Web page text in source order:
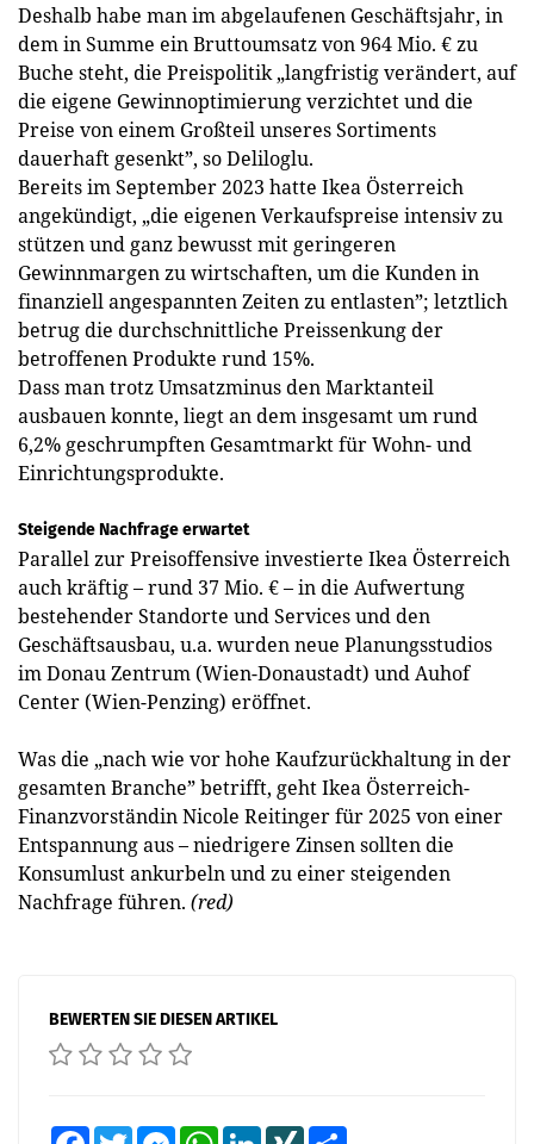
Deshalb habe man im abgelaufenen Geschäftsjahr, in
dem in Summe ein Bruttoumsatz von 964 Mio. € zu
Buche steht, die Preispolitik „langfristig verändert, auf
die eigene Gewinnoptimierung verzichtet und die
Preise von einem Großteil unseres Sortiments
dauerhaft gesenkt”, so Deliloglu.
Bereits im September 2023 hatte Ikea Österreich
angekündigt, „die eigenen Verkaufspreise intensiv zu
stützen und ganz bewusst mit geringeren
Gewinnmargen zu wirtschaften, um die Kunden in
finanziell angespannten Zeiten zu entlasten”; letztlich
betrug die durchschnittliche Preissenkung der
betroffenen Produkte rund 15%.
Dass man trotz Umsatzminus den Marktanteil
ausbauen konnte, liegt an dem insgesamt um rund
6,2% geschrumpften Gesamtmarkt für Wohn- und
Einrichtungsprodukte.
Steigende Nachfrage erwartet
Parallel zur Preisoffensive investierte Ikea Österreich
auch kräftig – rund 37 Mio. € – in die Aufwertung
bestehender Standorte und Services und den
Geschäftsausbau, u.a. wurden neue Planungsstudios
im Donau Zentrum (Wien-Donaustadt) und Auhof
Center (Wien-Penzing) eröffnet.
Was die „nach wie vor hohe Kaufzurückhaltung in der
gesamten Branche” betrifft, geht Ikea Österreich-
Finanzvorständin Nicole Reitinger für 2025 von einer
Entspannung aus – niedrigere Zinsen sollten die
Konsumlust ankurbeln und zu einer steigenden
Nachfrage führen. (red)
BEWERTEN SIE DIESEN ARTIKEL
FacebookTwitter MessengerWhatsAppLinkedInXING